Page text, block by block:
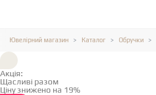
Ювелірний магазин Каталог Обручки
Акція:
Щасливі разом
Ціну знижено на 19%